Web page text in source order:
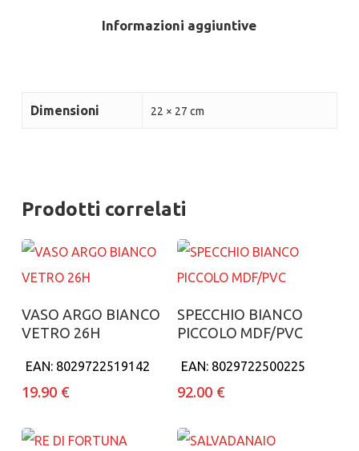
Informazioni aggiuntive
Dimensioni 22 × 27 cm
Prodotti correlati
Aggiungi al carrello
VASO ARGO BIANCO
VETRO 26H
EAN: 8029722519142
19.90 €
Aggiungi al carrello
SPECCHIO BIANCO
PICCOLO MDF/PVC
EAN: 8029722500225
92.00 €